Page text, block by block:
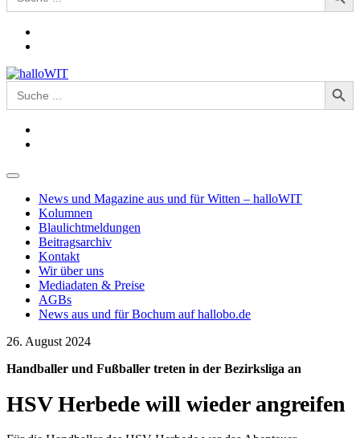
Search
for:
Search Button
News und Magazine aus und für Witten – halloWIT
Kolumnen
Blaulichtmeldungen
Beitragsarchiv
Kontakt
Wir über uns
Mediadaten & Preise
AGBs
News aus und für Bochum auf hallobo.de
26. August 2024
Handballer und Fußballer treten in der Bezirksliga an
HSV Herbede will wieder angreifen